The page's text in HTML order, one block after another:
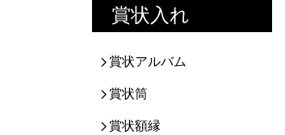
賞状入れ
賞状アルバム
賞状筒
賞状額縁